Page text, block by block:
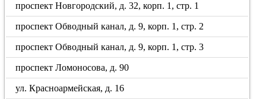
проспект Новгородский, д. 32, корп. 1, стр. 1
проспект Обводный канал, д. 9, корп. 1, стр. 2
проспект Обводный канал, д. 9, корп. 1, стр. 3
проспект Ломоносова, д. 90
ул. Красноармейская, д. 16